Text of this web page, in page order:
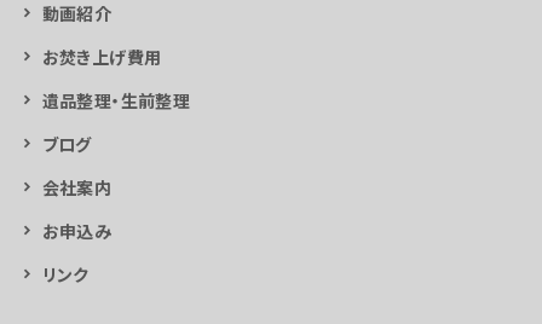
動画紹介
お焚き上げ費用
遺品整理・生前整理
ブログ
会社案内
お申込み
リンク